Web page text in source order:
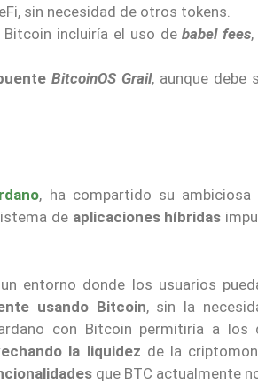
sin necesidad de otros tokens.
Bitcoin incluiría el uso debabel fees
BitcoinOS Grail, aunque debe
, ha compartido su
de aplicaciones híbridas
entorno donde los usuarios
usando Bitcoin, sin la
con Bitcoin permitiría a los
la liquidez de la
que BTC actualmente